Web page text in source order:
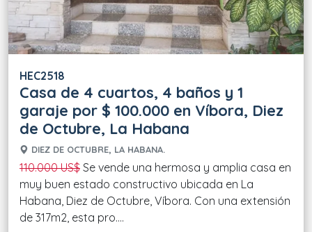
HEC2518
Casa de 4 cuartos, 4 baños y 1
garaje por $ 100.000 en Víbora, Diez
de Octubre, La Habana
DIEZ DE OCTUBRE, LA HABANA.
110.000 US$ Se vende una hermosa y amplia casa en
muy buen estado constructivo ubicada en La
Habana, Diez de Octubre, Víbora. Con una extensión
de 317m2, esta pro....